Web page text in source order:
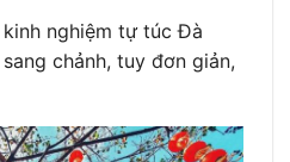
nghiệm tự túc Đà
chảnh, tuy đơn giản,